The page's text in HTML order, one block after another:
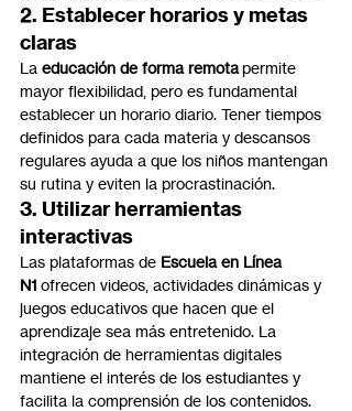
2. Establecer horarios y metas
claras
La educación de forma remota permite
mayor flexibilidad, pero es fundamental
establecer un horario diario. Tener tiempos
definidos para cada materia y descansos
regulares ayuda a que los niños mantengan
su rutina y eviten la procrastinación.
3. Utilizar herramientas
interactivas
Las plataformas de Escuela en Línea
N1 ofrecen videos, actividades dinámicas y
juegos educativos que hacen que el
aprendizaje sea más entretenido. La
integración de herramientas digitales
mantiene el interés de los estudiantes y
facilita la comprensión de los contenidos.